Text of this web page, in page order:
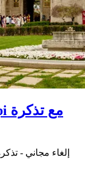
إلغاء مجاني -